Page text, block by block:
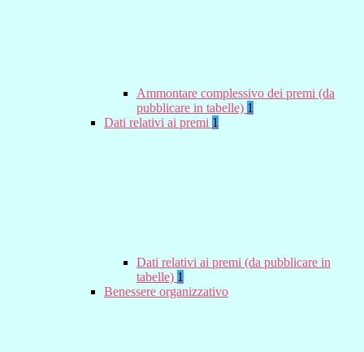
Ammontare complessivo dei premi (da
pubblicare in tabelle) 1
Dati relativi ai premi 1
Dati relativi ai premi (da pubblicare in
tabelle) 1
Benessere organizzativo